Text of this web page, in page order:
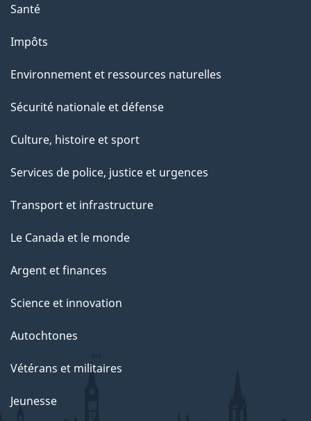
Santé
Impôts
Environnement et ressources naturelles
Sécurité nationale et défense
Culture, histoire et sport
Services de police, justice et urgences
Transport et infrastructure
Le Canada et le monde
Argent et finances
Science et innovation
Autochtones
Vétérans et militaires
Jeunesse